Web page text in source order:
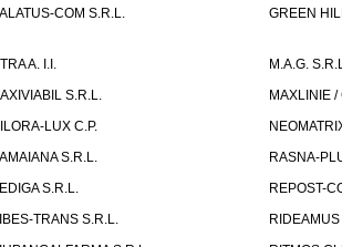
COM S.R.L.
GREEN
A. I.I.
M.A.G.
S.R.L.
MAXLINIE
LUX C.P.
S.R.L.
RASNA-
S.R.L.
REPOST-
TRANS S.R.L.